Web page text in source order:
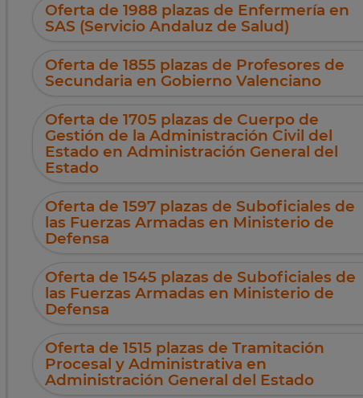
Oferta de 1988 plazas de Enfermería en
SAS (Servicio Andaluz de Salud)
Oferta de 1855 plazas de Profesores de
Secundaria en Gobierno Valenciano
Oferta de 1705 plazas de Cuerpo de
Gestión de la Administración Civil del
Estado en Administración General del
Estado
Oferta de 1597 plazas de Suboficiales de
las Fuerzas Armadas en Ministerio de
Defensa
Oferta de 1545 plazas de Suboficiales de
las Fuerzas Armadas en Ministerio de
Defensa
Oferta de 1515 plazas de Tramitación
Procesal y Administrativa en
Administración General del Estado